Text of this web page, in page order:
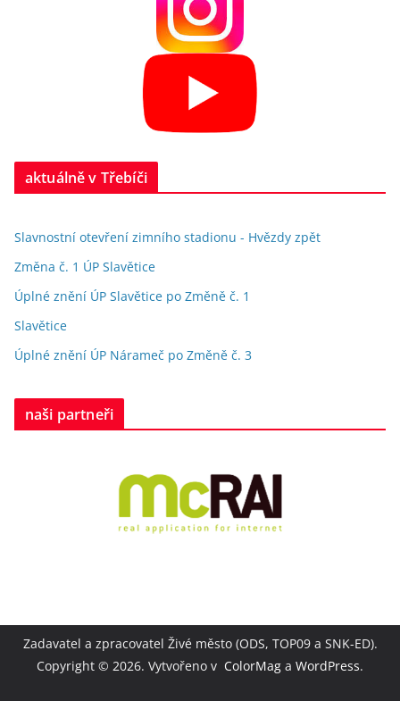
aktuálně v Třebíči
Slavnostní otevření zimního stadionu - Hvězdy zpět
Změna č. 1 ÚP Slavětice
Úplné znění ÚP Slavětice po Změně č. 1
Slavětice
Úplné znění ÚP Nárameč po Změně č. 3
naši partneři
Zadavatel a zpracovatel Živé město (ODS, TOP09 a SNK-ED).
Copyright © 2026. Vytvořeno v ColorMag a WordPress.